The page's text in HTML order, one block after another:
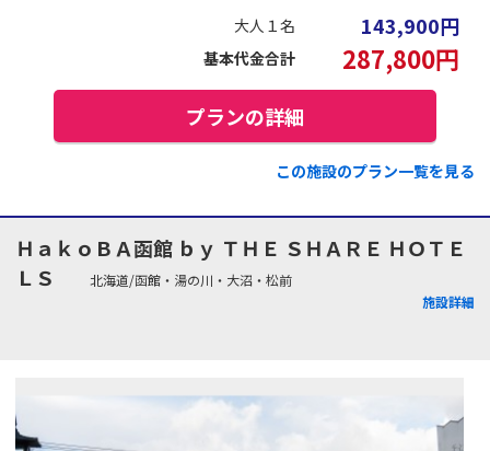
大人１名 143,900円
基本代金合計 287,800円
プランの詳細
この施設のプラン一覧を見る
ＨａｋｏＢＡ函館 ｂｙ ＴＨＥ ＳＨＡＲＥ ＨＯＴＥ
ＬＳ
北海道/函館・湯の川・大沼・松前
施設詳細